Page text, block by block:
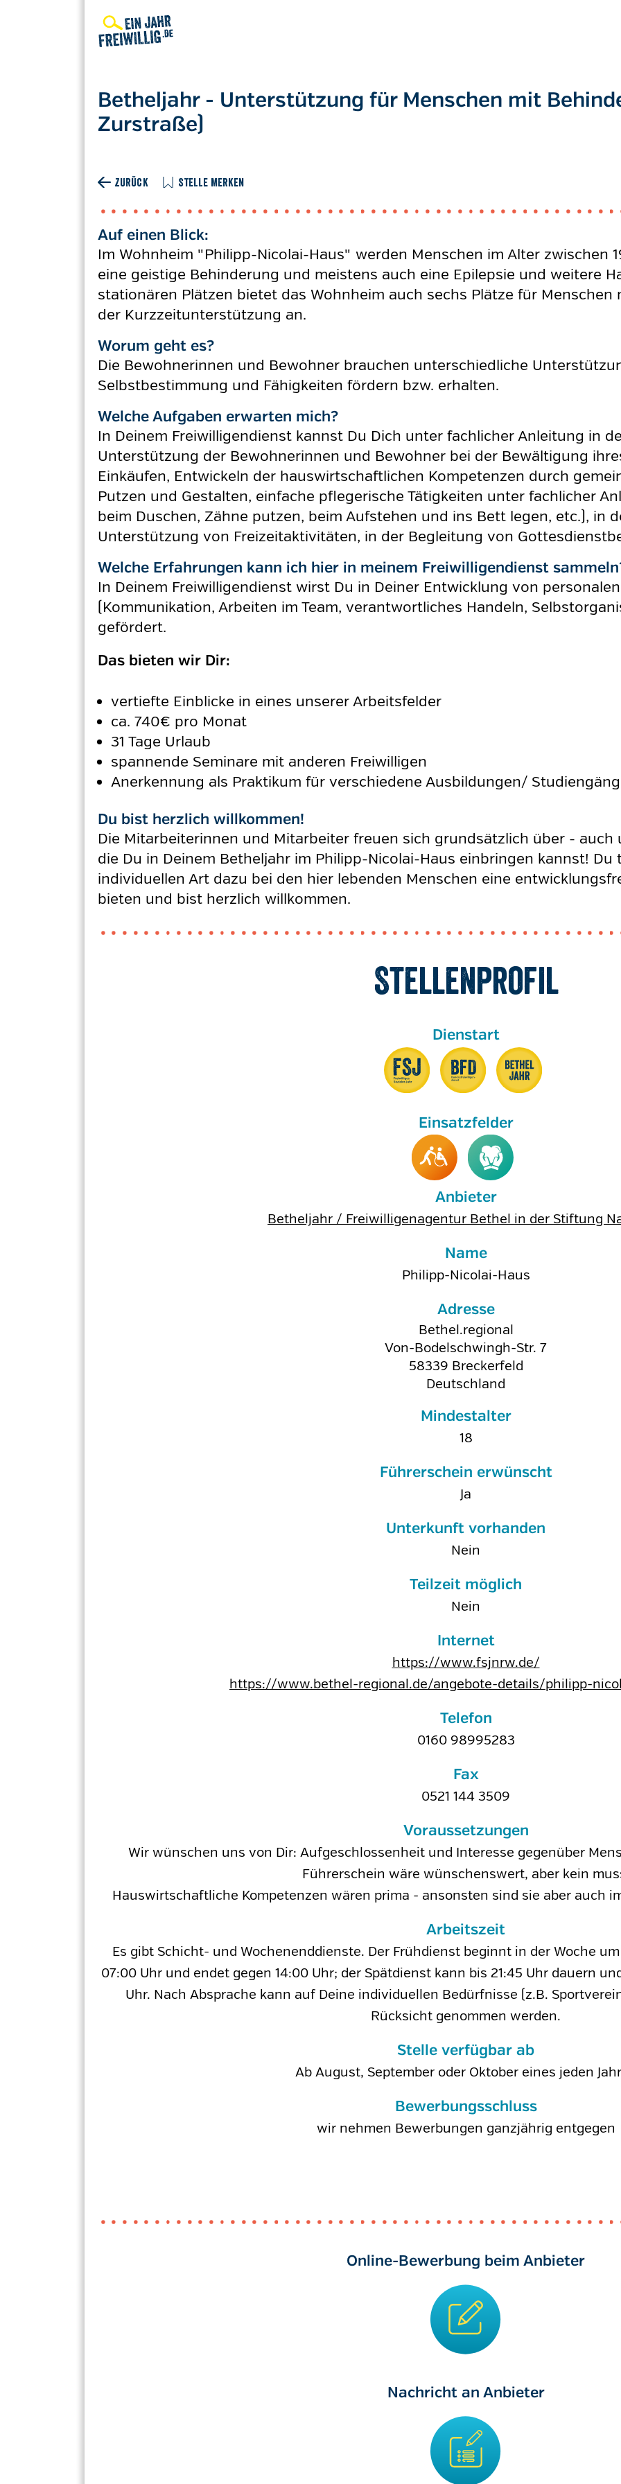
Betheljahr - Unterstützung für Menschen mit
Zurstraße)
ZURÜCK STELLE MERKEN
Auf einen Blick:
Im Wohnheim "Philipp-Nicolai-Haus" werden Menschen im Alter zwischen
eine geistige Behinderung und meistens auch eine Epilepsie und weitere
stationären Plätzen bietet das Wohnheim auch sechs Plätze für Menschen
der Kurzzeitunterstützung an.
Worum geht es?
Die Bewohnerinnen und Bewohner brauchen unterschiedliche
Selbstbestimmung und Fähigkeiten fördern bzw. erhalten.
Welche Aufgaben erwarten mich?
In Deinem Freiwilligendienst kannst Du Dich unter fachlicher Anleitung in
Unterstützung der Bewohnerinnen und Bewohner bei der Bewältigung
Einkäufen, Entwickeln der hauswirtschaftlichen Kompetenzen durch
Putzen und Gestalten, einfache pflegerische Tätigkeiten unter fachlicher
beim Duschen, Zähne putzen, beim Aufstehen und ins Bett legen, etc.), in
Unterstützung von Freizeitaktivitäten, in der Begleitung von
Welche Erfahrungen kann ich hier in meinem Freiwilligendienst
In Deinem Freiwilligendienst wirst Du in Deiner Entwicklung von
(Kommunikation, Arbeiten im Team, verantwortliches Handeln,
gefördert.
Das bieten wir Dir:
vertiefte Einblicke in eines unserer Arbeitsfelder
ca. 740€ pro Monat
31 Tage Urlaub
spannende Seminare mit anderen Freiwilligen
Anerkennung als Praktikum für verschiedene Ausbildungen/
Du bist herzlich willkommen!
Die Mitarbeiterinnen und Mitarbeiter freuen sich grundsätzlich über - auch
die Du in Deinem Betheljahr im Philipp-Nicolai-Haus einbringen kannst!
individuellen Art dazu bei den hier lebenden Menschen eine
bieten und bist herzlich willkommen.
Stellenprofil
Anbieter
Betheljahr / Freiwilligenagentur Bethel in der Stiftung
Name
Philipp-Nicolai-Haus
Adresse
Bethel.regional
Von-Bodelschwingh-Str. 7
58339 Breckerfeld
Deutschland
Mindestalter
18
Führerschein erwünscht
Ja
Unterkunft vorhanden
Nein
Teilzeit möglich
Nein
Internet
https://www.fsjnrw.de/
https://www.bethel-regional.de/angebote-details/philipp-
Telefon
0160 98995283
Fax
0521 144 3509
Voraussetzungen
Wir wünschen uns von Dir: Aufgeschlossenheit und Interesse gegenüber
Führerschein wäre wünschenswert, aber kein
Hauswirtschaftliche Kompetenzen wären prima - ansonsten sind sie aber auch
Arbeitszeit
Es gibt Schicht- und Wochenenddienste. Der Frühdienst beginnt in der Woche
07:00 Uhr und endet gegen 14:00 Uhr; der Spätdienst kann bis 21:45 Uhr dauern
Uhr. Nach Absprache kann auf Deine individuellen Bedürfnisse (z.B.
Rücksicht genommen werden.
Stelle verfügbar ab
Ab August, September oder Oktober eines jeden
Bewerbungsschluss
wir nehmen Bewerbungen ganzjährig entgegen
Online-Bewerbung beim Anbieter
Nachricht an Anbieter